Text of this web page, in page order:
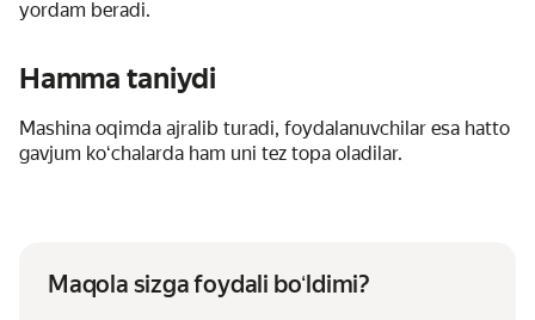
yordam beradi.
Hamma taniydi
Mashina oqimda ajralib turadi, foydalanuvchilar esa hatto
gavjum koʻchalarda ham uni tez topa oladilar.
Maqola sizga foydali boʻldimi?